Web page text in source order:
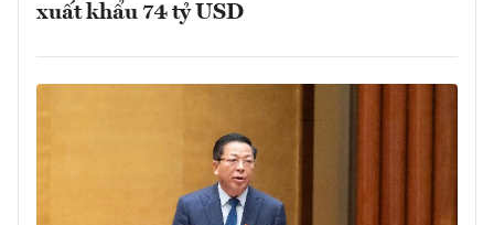
xuất khẩu 74 tỷ USD